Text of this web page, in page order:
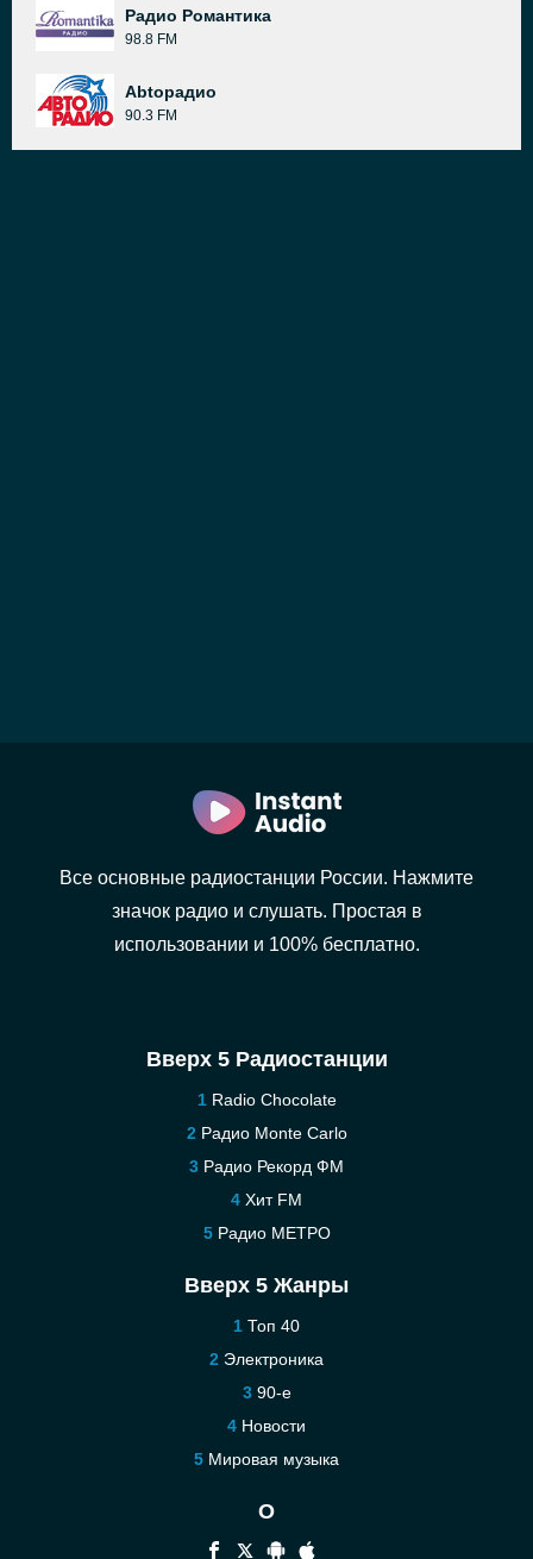
Радио Романтика
98.8 FM
Abtoрадио
90.3 FM
Все основные радиостанции России. Нажмите
значок радио и слушать. Простая в
использовании и 100% бесплатно.
Вверх 5 Радиостанции
Radio Chocolate
Радио Monte Carlo
Радио Рекорд ФМ
Хит FM
Радио МЕТРО
Вверх 5 Жанры
Топ 40
Электроника
90-е
Новости
Мировая музыка
О